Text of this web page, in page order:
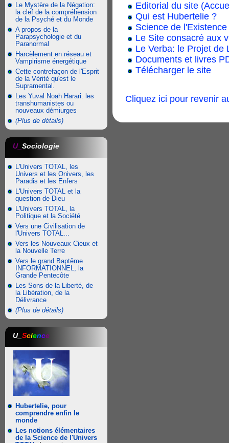
Le Mystère de la Négation:
la clef de la compréhension
de la Psyché et du Monde
A propos de la
Parapsychologie et du
Paranormal
Harcèlement en réseau et
Vampirisme énergétique
Cette contrefaçon de l'Esprit
de la Vérité qu'est le
Supramental.
Les Yuval Noah Harari: les
transhumanistes ou
nouveaux démiurges
(Plus de détails)
U_ Sociologie
L'Univers TOTAL, les
Univers et les Onivers, les
Paradis et les Enfers
L'Univers TOTAL et la
question de Dieu
L'Univers TOTAL, la
Politique et la Société
Vers une Civilisation de
l'Univers TOTAL...
Vers les Nouveaux Cieux et
la Nouvelle Terre
Vers le grand Baptême
INFORMATIONNEL, la
Grande Pentecôte
Les Sons de la Liberté, de
la Libération, de la
Délivrance
(Plus de détails)
U_ Science
Hubertelie, pour
comprendre enfin le
monde
Les notions élémentaires
de la Science de l'Univers
Editorial du site
Qui est Hubertelie ?
Science de
Le Site consacré aux
Le Verba: le Projet de
Documents et livres
Télécharger le site
Cliquez ici pour revenir